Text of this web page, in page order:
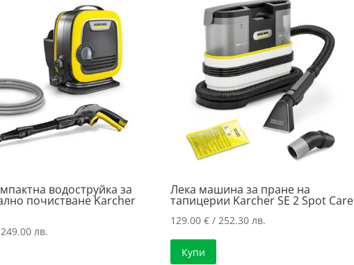
водоструйка за
почистване Karcher
лв.
Лека машина за пране на
тапицерии Karcher SE 2 Spot Care
129.00 €/ 252.30 лв.
Купи